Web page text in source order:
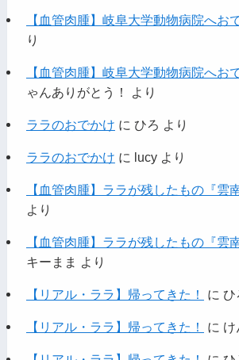
【血管肉腫】岐阜大学動物病院へお
り
【血管肉腫】岐阜大学動物病院へお
ゃんありがとう！
より
ララのおでかけ に ひろ より
ララのおでかけ に lucyより
【血管肉腫】ララが残したもの『雲
より
【血管肉腫】ララが残したもの『雲
キーまま より
【リアル・ララ】帰ってきた！ に ひ
【リアル・ララ】帰ってきた！ に け